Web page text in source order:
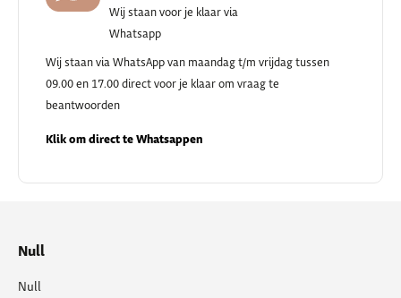
Wij staan voor je klaar via
Whatsapp
Wij staan via WhatsApp van maandag t/m vrijdag tussen
09.00 en 17.00 direct voor je klaar om vraag te
beantwoorden
Klik om direct te Whatsappen
Null
Null